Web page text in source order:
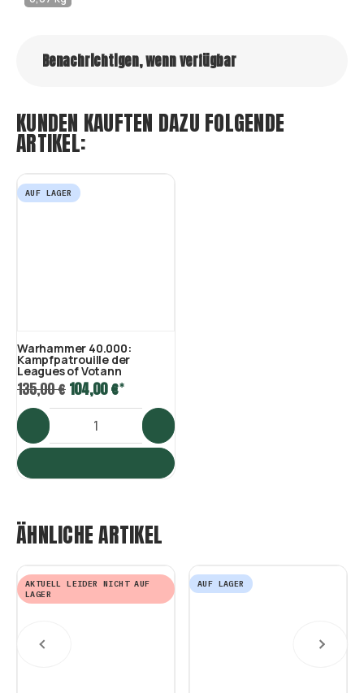
Benachrichtigen, wenn verfügbar
KUNDEN KAUFTEN DAZU FOLGENDE
ARTIKEL:
AUF LAGER
Warhammer 40.000:
Kampfpatrouille der
Leagues of Votann
135,00 €104,00 €*
ÄHNLICHE ARTIKEL
AKTUELL LEIDER NICHT AUF
LAGER
AUF LAGER